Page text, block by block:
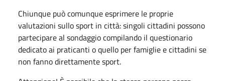
Chiunque può comunque esprimere le proprie
valutazioni sullo sport in città: singoli cittadini possono
partecipare al sondaggio compilando il questionario
dedicato ai praticanti o quello per famiglie e cittadini se
non fanno direttamente sport.